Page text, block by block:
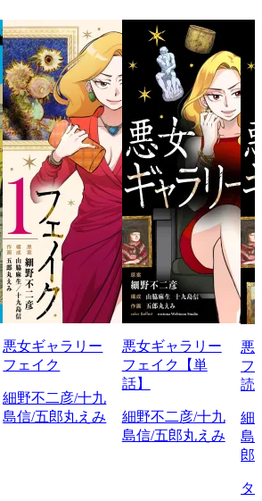
悪女ギャラリー
フェイク
細野不二彦/十九
島信/五郎丸えみ
悪女ギャラリー
フェイク【単
話】
細野不二彦/十九
島信/五郎丸えみ
悪
フ
読
細
島
郎
タ